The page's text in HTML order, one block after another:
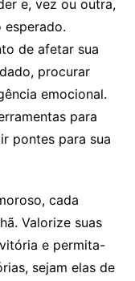
e, vez ou outra,
esperado.
de afetar sua
procurar
emocional.
para
pontes para sua
cada
Valorize suas
e permita-
sejam elas de